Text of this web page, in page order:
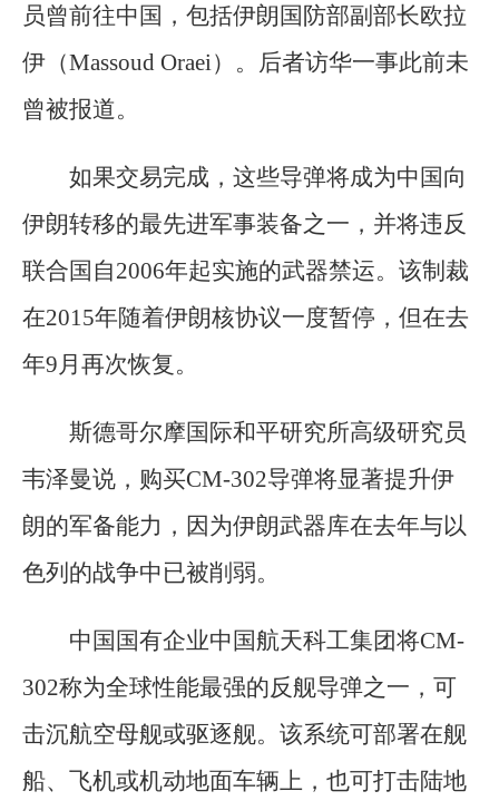
员曾前往中国，包括伊朗国防部副部长欧拉
伊（Massoud Oraei）。后者访华一事此前未
曾被报道。
如果交易完成，这些导弹将成为中国向
伊朗转移的最先进军事装备之一，并将违反
联合国自2006年起实施的武器禁运。该制裁
在2015年随着伊朗核协议一度暂停，但在去
年9月再次恢复。
斯德哥尔摩国际和平研究所高级研究员
韦泽曼说，购买CM-302导弹将显著提升伊
朗的军备能力，因为伊朗武器库在去年与以
色列的战争中已被削弱。
中国国有企业中国航天科工集团将CM-
302称为全球性能最强的反舰导弹之一，可
击沉航空母舰或驱逐舰。该系统可部署在舰
船、飞机或机动地面车辆上，也可打击陆地